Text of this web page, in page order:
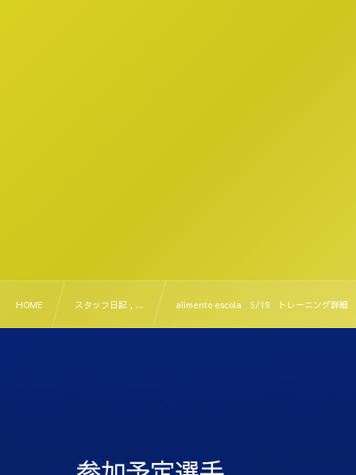
HOME スタッフ日記 , … alimento escola 5/19 トレーニング詳細